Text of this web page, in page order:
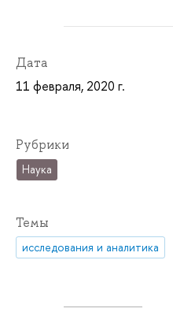
Дата
11 февраля, 2020 г.
Рубрики
Наука
Темы
исследования и аналитика